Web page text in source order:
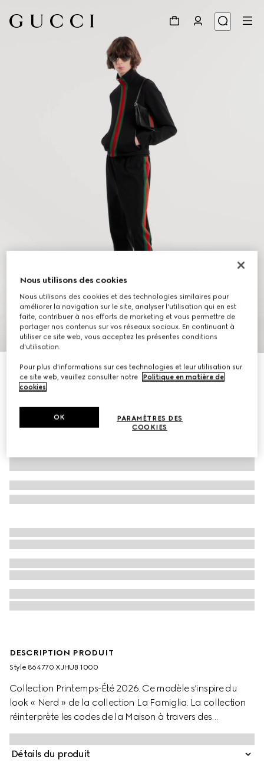
6
Veste zippée en nylon stretch avec bande Web
CHF 1,650
DESCRIPTION PRODUIT
Style ‎864770 XJHUB 1000
Collection Printemps-Été 2026. Ce modèle s’inspire du
look « Nerd » de la collection La Famiglia. La collection
réinterprète les codes de la Maison à travers des
personnalités singulières et des attitudes esthétiques
affirmées. Confectionnée en gabardine de nylon stretch,
cette veste zippée est définie par une bande Web intarsia.
Détails du produit
Nous utilisons des cookies
Nous utilisons des cookies et des technologies similaires pour
améliorer la navigation sur le site, analyser l'utilisation qui en est
faite, contribuer à nos efforts de marketing et vous permettre de
partager nos contenus sur vos réseaux sociaux. En continuant à
utiliser ce site web, vous acceptez les présentes conditions
d'utilisation.
Pour plus d'informations sur ces technologies et leur utilisation sur
ce site web, veuillez consulter notre
Politique en matière de
cookies.
PARAMÈTRES DES
COOKIES
OK